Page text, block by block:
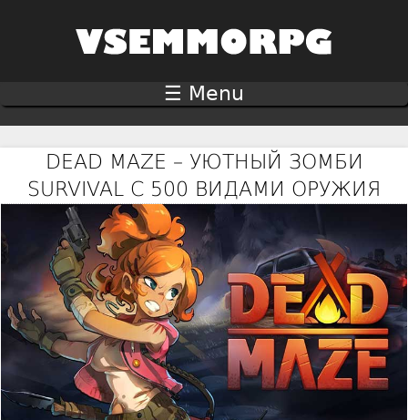
DEAD MAZE – УЮТНЫЙ ЗОМБИ
SURVIVAL С 500 ВИДАМИ ОРУЖИЯ
☰ Menu